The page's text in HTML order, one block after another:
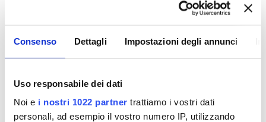
Consenso Dettagli Impostazioni degli annunci
Uso responsabile dei dati
Noi e i nostri 1022 partner trattiamo i vostri dati
personali, ad esempio il vostro numero IP, utilizzando
In questa sezione puoi trovare il programma degli
interventi di Publiacqua 2016 - 2021 (visualizza